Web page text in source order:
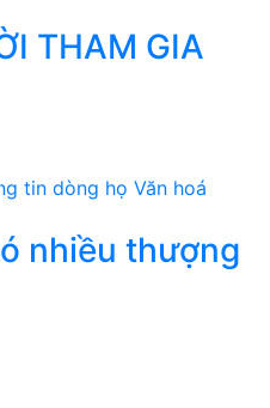
THAM GIA
tin dòng họ Văn hoá
nhiều thượng